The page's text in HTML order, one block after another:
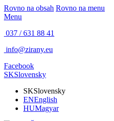
Rovno na obsah Rovno na menu
Menu
037 / 631 88 41
info@zirany.eu
Facebook
SKSlovensky
SKSlovensky
ENEnglish
HUMagyar